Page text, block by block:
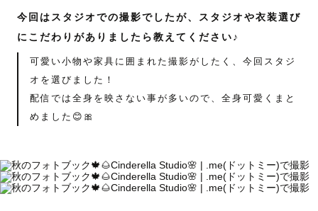
今回はスタジオでの撮影でしたが、スタジオや衣装選び
にこだわりがありましたら教えてください♪
可愛い小物や家具に囲まれた撮影がしたく、今回スタジ
オを選びました！
配信では全身を映さない事が多いので、全身可愛くまと
めました😊🎀